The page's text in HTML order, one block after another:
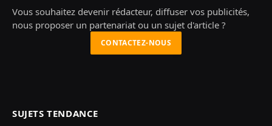
Vous souhaitez devenir rédacteur, diffuser vos publicités,
nous proposer un partenariat ou un sujet d'article ?
CONTACTEZ-NOUS
SUJETS TENDANCE